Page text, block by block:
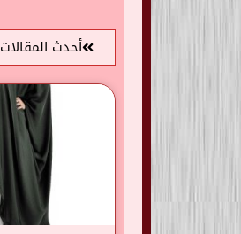
أحدث المقالات